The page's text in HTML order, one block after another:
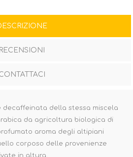
RECENSIONI
decaffeinata della stessa miscela
da agricoltura biologica di
aroma degli altipiani
corposo delle provenienze
in altura.